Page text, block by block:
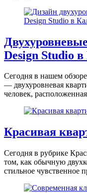
Design Studio
Сегодня в нашем
— двухуровневая
человек,
Красивая
Сегодня в рубрике
том, как обычную
стильное чувственное